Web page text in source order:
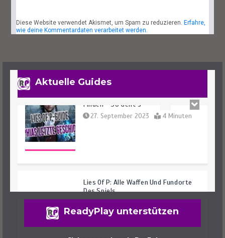
Diese Website verwendet Akismet, um Spam zu reduzieren. Erfahre,
wie deine Kommentardaten verarbeitet werden.
Aktuelle Guides
So Geht’s
ReadyPlay unterstützen